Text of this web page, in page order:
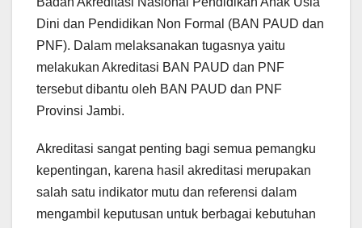
Dini dan Pendidikan Non Formal (BAN PAUD dan
PNF). Dalam melaksanakan tugasnya yaitu
melakukan Akreditasi BAN PAUD dan PNF
tersebut dibantu oleh BAN PAUD dan PNF
Provinsi Jambi.
Akreditasi sangat penting bagi semua pemangku
kepentingan, karena hasil akreditasi merupakan
salah satu indikator mutu dan referensi dalam
mengambil keputusan untuk berbagai kebutuhan